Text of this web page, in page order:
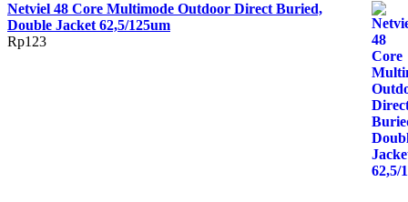
Netviel 48 Core Multimode Outdoor Direct Buried,
Double Jacket 62,5/125um
Rp123